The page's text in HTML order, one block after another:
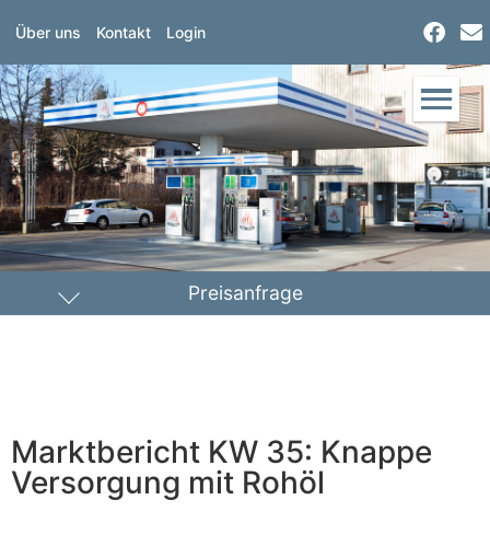
Über uns Kontakt Login
Preisanfrage
Menge
Anzahl Abladeorte
Marktbericht KW 35: Knappe
Versorgung mit Rohöl